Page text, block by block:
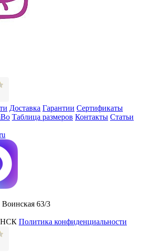
Доставка Гарантии Сертификаты
Таблица размеров Контакты Статьи
Воинская 63/3
Политика конфиденциальности